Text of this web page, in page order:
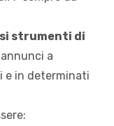
strumenti di
a
e in determinati